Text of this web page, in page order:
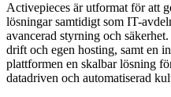
Activepieces är utformat för att
lösningar samtidigt som IT-
avancerad styrning och
drift och egen hosting, samt en
plattformen en skalbar lösning
datadriven och automatiserad